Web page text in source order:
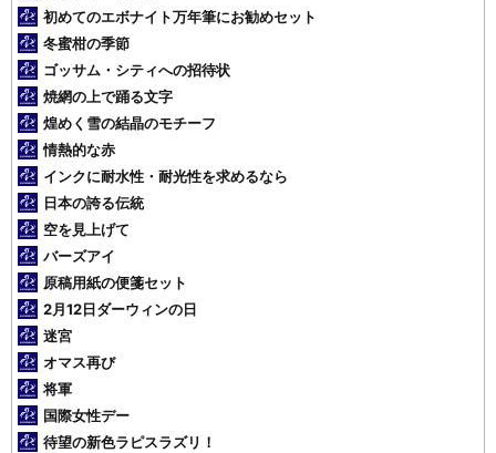
初めてのエボナイト万年筆にお勧めセット
冬蜜柑の季節
ゴッサム・シティへの招待状
焼網の上で踊る文字
煌めく雪の結晶のモチーフ
情熱的な赤
インクに耐水性・耐光性を求めるなら
日本の誇る伝統
空を見上げて
バーズアイ
原稿用紙の便箋セット
2月12日ダーウィンの日
迷宮
オマス再び
将軍
国際女性デー
待望の新色ラピスラズリ！